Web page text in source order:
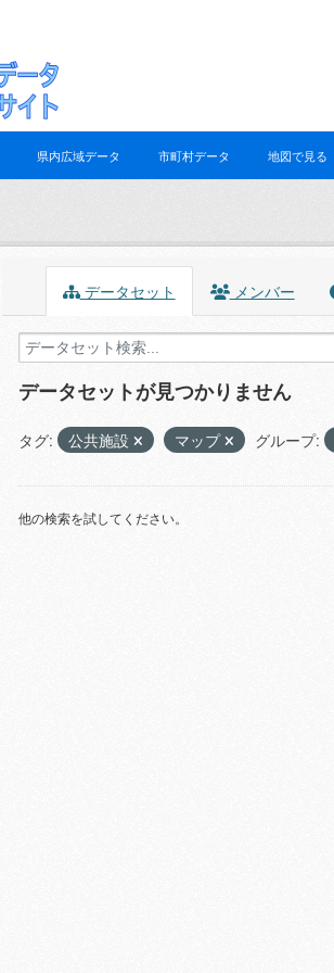
県内広域データ 市町村データ 地図で見る
データセット メンバー
データセットが見つかりません
タグ: 公共施設 マップ グループ:
他の検索を試してください。